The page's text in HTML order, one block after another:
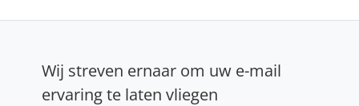
Wij streven ernaar om uw e-mail
ervaring te laten vliegen